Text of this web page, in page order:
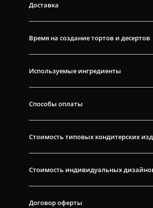
Доставка
Время на создание тортов и десертов
Используемые ингредиенты
Способы оплаты
Стоимость типовых кондитерских
Стоимость индивидуальных
Договор оферты